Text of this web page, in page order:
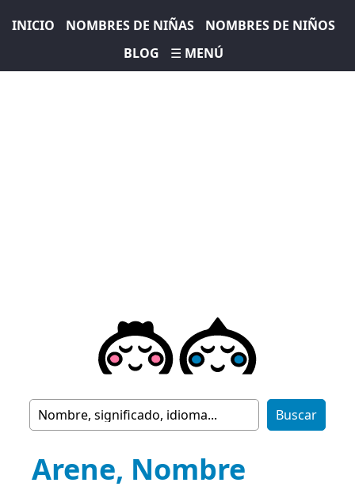
INICIO NOMBRES DE NIÑAS
NOMBRES DE NIÑOS
BLOG
☰ MENÚ
Arene, Nombre